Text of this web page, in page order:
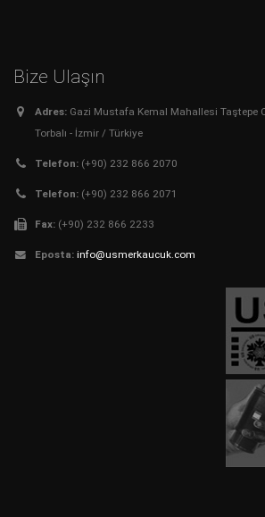
Bize Ulaşın
Adres: Gazi Mustafa Kemal Mahallesi Taştepe
Torbalı - İzmir / Türkiye
Telefon: (+90) 232 866 2070
Telefon: (+90) 232 866 2071
Fax: (+90) 232 866 2233
Eposta: info@usmerkaucuk.com